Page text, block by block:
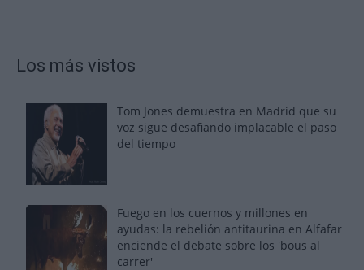
Los más vistos
Tom Jones demuestra en Madrid que su
voz sigue desafiando implacable el paso
del tiempo
Fuego en los cuernos y millones en
ayudas: la rebelión antitaurina en Alfafar
enciende el debate sobre los 'bous al
carrer'